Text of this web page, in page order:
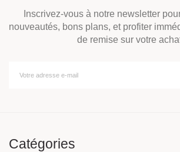
Inscrivez-vous à notre newsletter
nouveautés, bons plans, et profiter
de remise sur votre
Catégories